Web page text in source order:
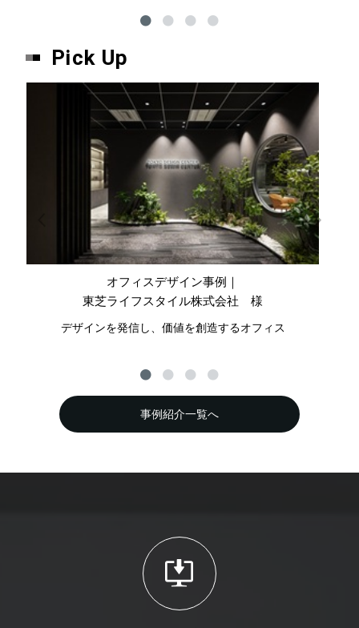
Pick Up
オフィスデザイン事例｜
東芝ライフスタイル株式会社 様
デザインを発信し、価値を創造するオフィス
事例紹介一覧へ